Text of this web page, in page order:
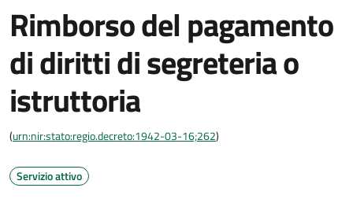
Rimborso del pagamento
di diritti di segreteria o
istruttoria
(urn:nir:stato:regio.decreto:1942-03-16;262)
Servizio attivo